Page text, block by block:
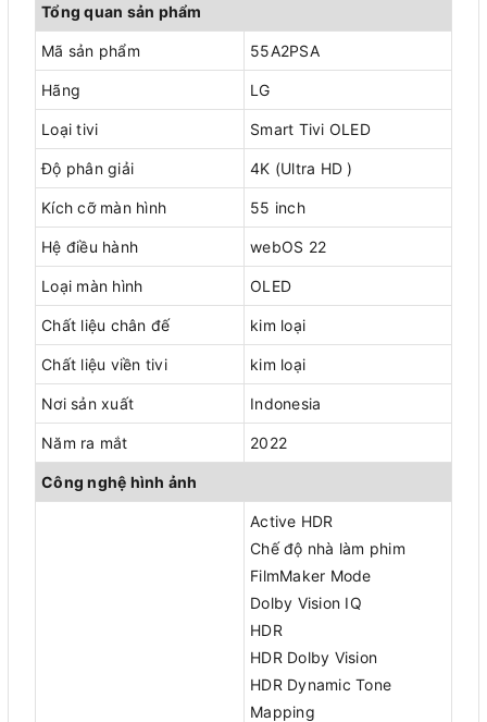
Tổng quan sản phẩm
Mã sản phẩm 55A2PSA
Hãng LG
Loại tivi Smart Tivi OLED
Độ phân giải 4K (Ultra HD )
Kích cỡ màn hình 55 inch
Hệ điều hành webOS 22
Loại màn hình OLED
Chất liệu chân đế kim loại
Chất liệu viền tivi kim loại
Nơi sản xuất Indonesia
Năm ra mắt 2022
Công nghệ hình ảnh
Active HDR
Chế độ nhà làm phim
FilmMaker Mode
Dolby Vision IQ
HDR
HDR Dolby Vision
HDR Dynamic Tone
Mapping